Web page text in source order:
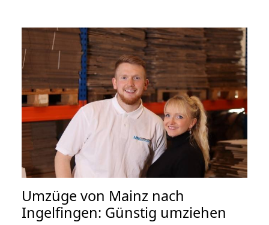
Umzüge von Mainz nach
Ingelfingen: Günstig umziehen